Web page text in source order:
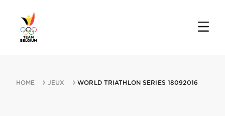
HOME JEUX WORLD TRIATHLON SERIES 18092016